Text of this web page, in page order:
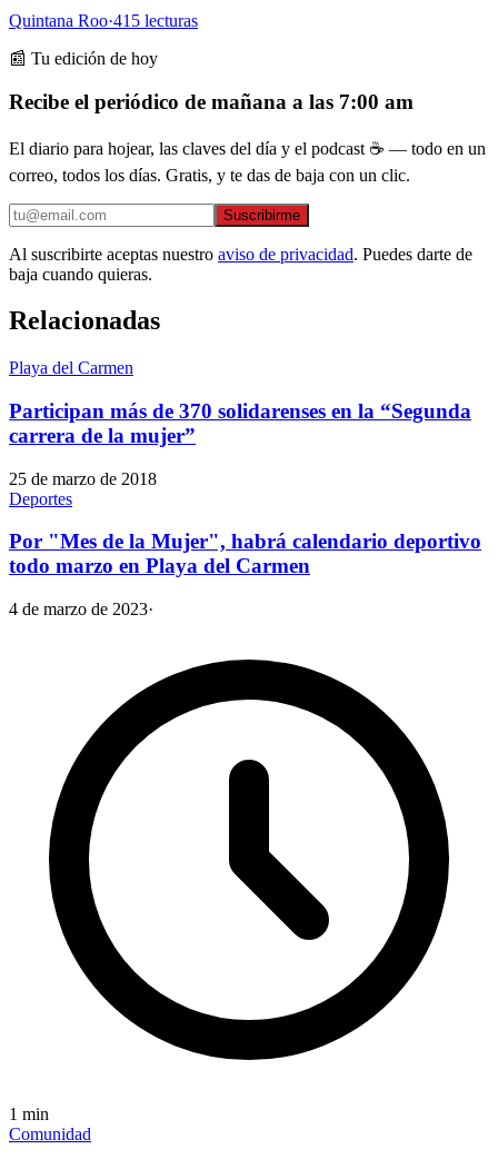
Quintana Roo·415 lecturas
📰 Tu edición de hoy
Recibe el periódico de mañana a las 7:00 am
El diario para hojear, las claves del día y el podcast ☕ — todo en un
correo, todos los días. Gratis, y te das de baja con un clic.
Suscribirme
Al suscribirte aceptas nuestro aviso de privacidad. Puedes darte de
baja cuando quieras.
Relacionadas
Playa del Carmen
Participan más de 370 solidarenses en la “Segunda
carrera de la mujer”
25 de marzo de 2018
Deportes
Por "Mes de la Mujer", habrá calendario deportivo
todo marzo en Playa del Carmen
4 de marzo de 2023·
1 min
Comunidad